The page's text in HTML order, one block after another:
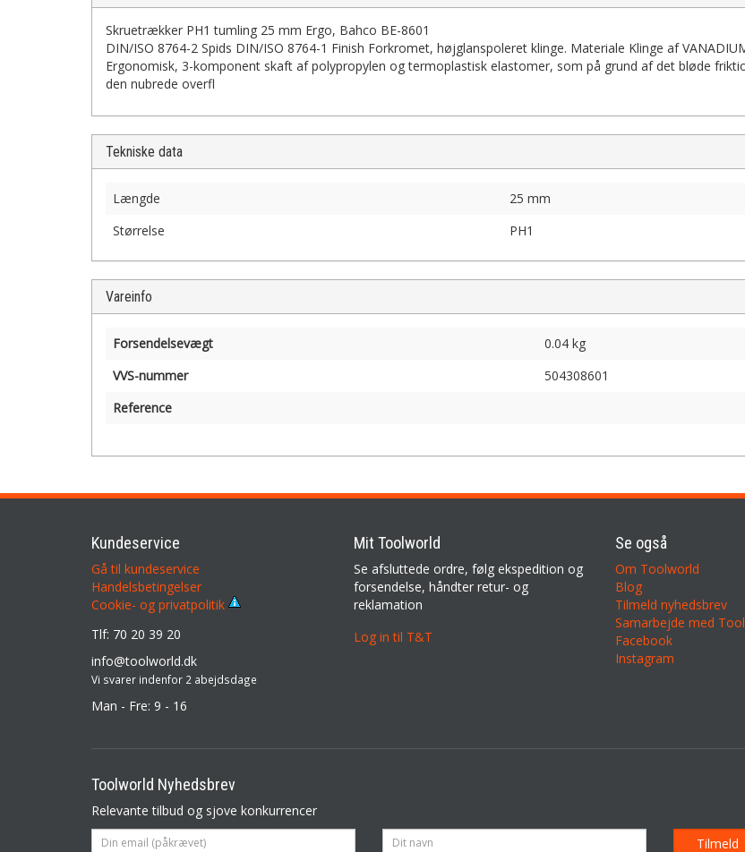
Skruetrækker PH1 tumling 25 mm Ergo, Bahco BE-8601
DIN/ISO 8764-2 Spids DIN/ISO 8764-1 Finish Forkromet, højglanspoleret klinge. Materiale Klinge af
Ergonomisk, 3-komponent skaft af polypropylen og termoplastisk elastomer, som på grund af det bløde
den nubrede overfl
Tekniske data
Længde
25 mm
Størrelse
PH1
Vareinfo
Forsendelsevægt
0.04 kg
VVS-nummer
504308601
Reference
Kundeservice
Gå til kundeservice
Handelsbetingelser
Cookie- og privatpolitik
Tlf: 70 20 39 20
info@toolworld.dk
Vi svarer indenfor 2 abejdsdage
Man - Fre: 9 - 16
Mit Toolworld
Se afsluttede ordre, følg ekspedition og
forsendelse, håndter retur- og
reklamation
Log in til T&T
Se også
Om Toolworld
Blog
Tilmeld nyhedsbrev
Samarbejde med
Facebook
Instagram
Toolworld Nyhedsbrev
Relevante tilbud og sjove konkurrencer